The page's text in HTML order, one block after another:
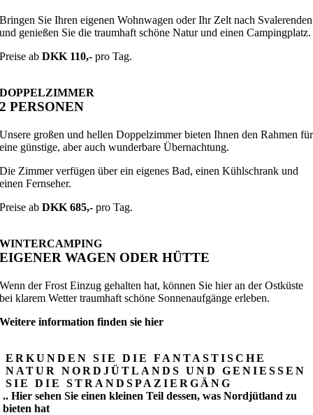
Bringen Sie Ihren eigenen Wohnwagen oder Ihr Zelt nach Svalerenden
und genießen Sie die traumhaft schöne Natur und einen Campingplatz.
Preise abDKK 110,- pro Tag.
DOPPELZIMMER
2 PERSONEN
Unsere großen und hellen Doppelzimmer bieten Ihnen den Rahmen für
eine günstige, aber auch wunderbare Übernachtung.
Die Zimmer verfügen über ein eigenes Bad, einen Kühlschrank und
einen Fernseher.
Preise abDKK 685,- pro Tag.
WINTERCAMPING
EIGENER WAGEN ODER HÜTTE
Wenn der Frost Einzug gehalten hat, können Sie hier an der Ostküste
bei klarem Wetter traumhaft schöne Sonnenaufgänge erleben.
Weitere information finden sie hier
ERKUNDEN SIE DIE FANTASTISCHE
NATUR NORDJÜTLANDS UND GENIESSEN
SIE DIE STRANDSPAZIERGÄNG
.. Hier sehen Sie einen kleinen Teil dessen, was Nordjütland zu
bieten hat